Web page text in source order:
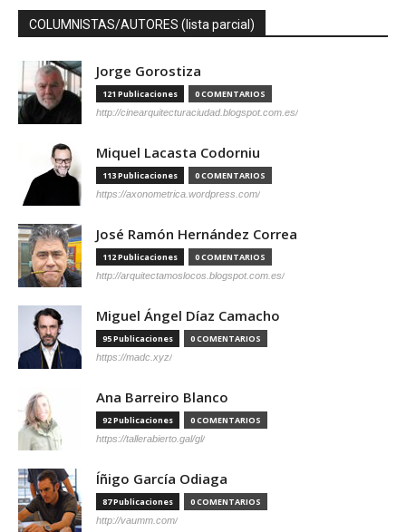
COLUMNISTAS/AUTORES (lista parcial)
Jorge Gorostiza
121 Publicaciones 0 COMENTARIOS
http://cinearquitecturaciudad.blogspot.com.es/
Miquel Lacasta Codorniu
113 Publicaciones 0 COMENTARIOS
https://axonometrica.wordpress.com/
José Ramón Hernández Correa
112 Publicaciones 0 COMENTARIOS
http://arquitectamoslocos.blogspot.com.es/
Miguel Ángel Díaz Camacho
95 Publicaciones 0 COMENTARIOS
https://madc.xyz/
Ana Barreiro Blanco
92 Publicaciones 0 COMENTARIOS
https://tallerabierto.gal/gl/
Íñigo García Odiaga
87 Publicaciones 0 COMENTARIOS
http://vaumm.com/